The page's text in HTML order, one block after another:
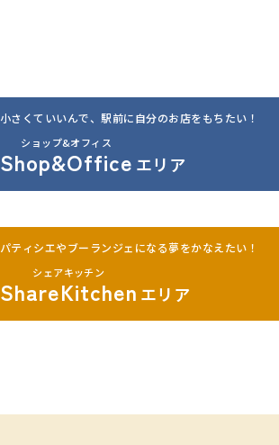
小さくていいんで、 駅前に自分のお店をもちたい！
Shop&Office
ショップ&オフィス
エリア
パティシエやブーランジェになる夢をかなえたい！
ShareKitchen
シェアキッチン
エリア